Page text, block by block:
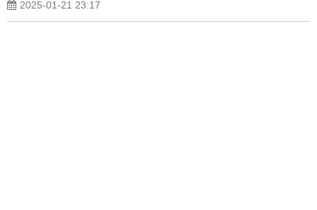
2025-01-21 23:17